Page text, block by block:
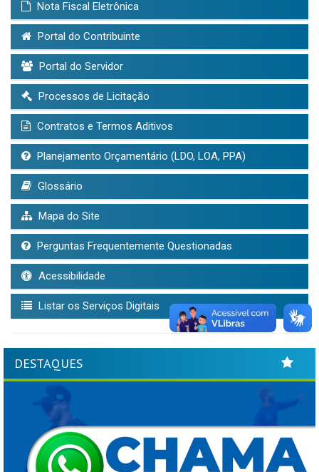
Nota Fiscal Eletrônica
Portal do Contribuinte
Portal do Servidor
Processos de Licitação
Contratos e Termos Aditivos
Planejamento Orçamentário (LDO, LOA, PPA)
Glossário
Mapa do Site
Perguntas Frequentemente Questionadas
Acessibilidade
Listar os Serviços Digitais
DESTAQUES